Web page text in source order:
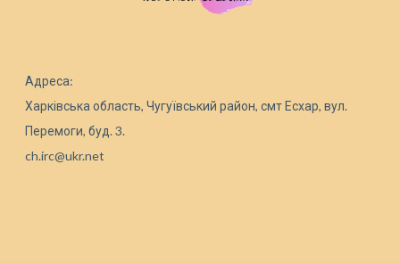
Адреса:
Харківська область, Чугуївський район, смт Есхар, вул.
Перемоги, буд. 3.
ch.irc@ukr.net